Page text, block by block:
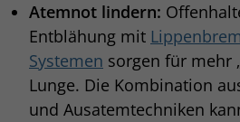
Atemnot lindern:
Entblähung mit
Systemen sorgen für mehr
Lunge. Die Kombination
und Ausatemtechniken